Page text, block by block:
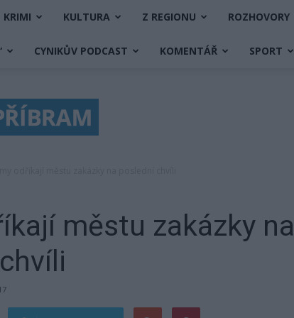
KRIMI KULTURA Z REGIONU ROZHOVORY
CYNIKŮV PODCAST KOMENTÁŘ SPORT
městu zakázky na